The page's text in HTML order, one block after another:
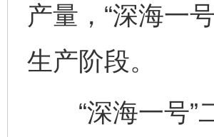
产量，“深海一
生产阶段。
“深海一号”